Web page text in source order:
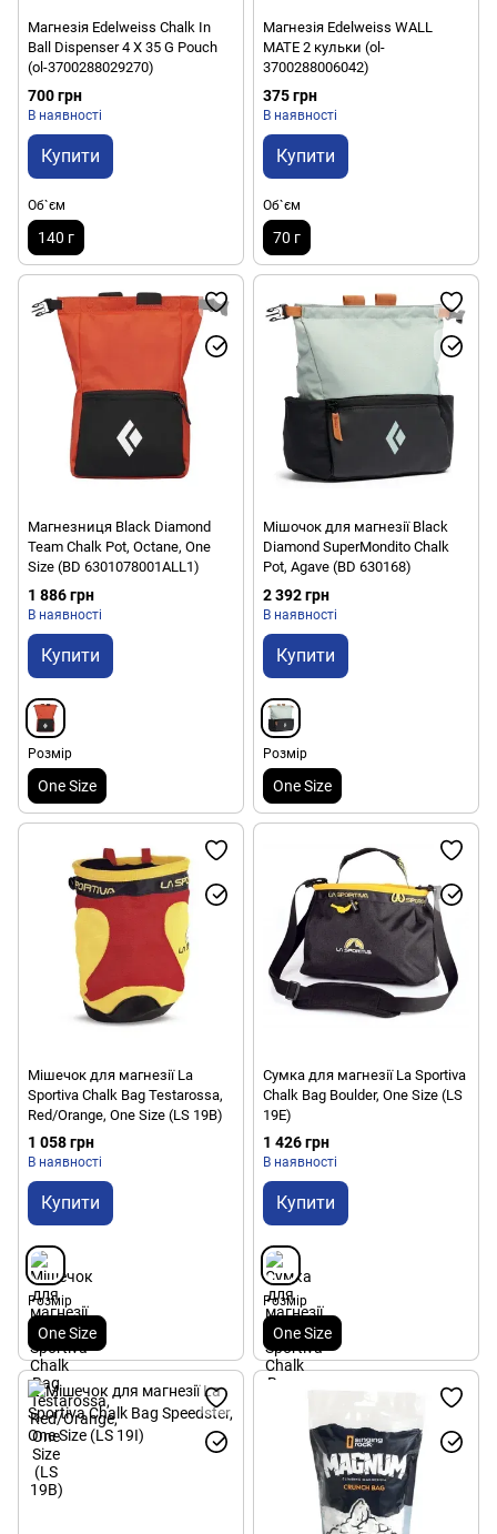
Магнезія Edelweiss Chalk In
Ball Dispenser 4 X 35 G Pouch
(ol-3700288029270)
700 грн
В наявності
Купити
Об`єм
140 г
Магнезія Edelweiss WALL
MATE 2 кульки (ol-
3700288006042)
375 грн
В наявності
Купити
Об`єм
70 г
Магнезниця Black Diamond
Team Chalk Pot, Octane, One
Size (BD 6301078001ALL1)
1 886 грн
В наявності
Купити
Розмір
One Size
Мішочок для магнезії Black
Diamond SuperMondito Chalk
Pot, Agave (BD 630168)
2 392 грн
В наявності
Купити
Розмір
One Size
Мішечок для магнезії La
Sportiva Chalk Bag Testarossa,
Red/Orange, One Size (LS 19B)
1 058 грн
В наявності
Купити
Розмір
One Size
Сумка для магнезії La Sportiva
Chalk Bag Boulder, One Size (LS
19E)
1 426 грн
В наявності
Купити
Розмір
One Size